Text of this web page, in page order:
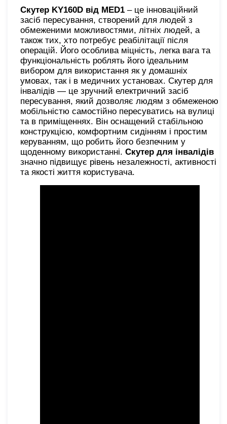
Скутер KY160D від MED1 – це інноваційний
засіб пересування, створений для людей з
обмеженими можливостями, літніх людей, а
також тих, хто потребує реабілітації після
операцій. Його особлива міцність, легка вага та
функціональність роблять його ідеальним
вибором для використання як у домашніх
умовах, так і в медичних установах. Скутер для
інвалідів — це зручний електричний засіб
пересування, який дозволяє людям з обмеженою
мобільністю самостійно пересуватись на вулиці
та в приміщеннях. Він оснащений стабільною
конструкцією, комфортним сидінням і простим
керуванням, що робить його безпечним у
щоденному використанні. Скутер для інвалідів
значно підвищує рівень незалежності, активності
та якості життя користувача.